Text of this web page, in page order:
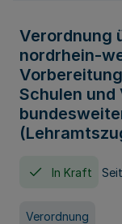
Verordnung
nordrhein-
Schulen
In Kraft
Verordnung